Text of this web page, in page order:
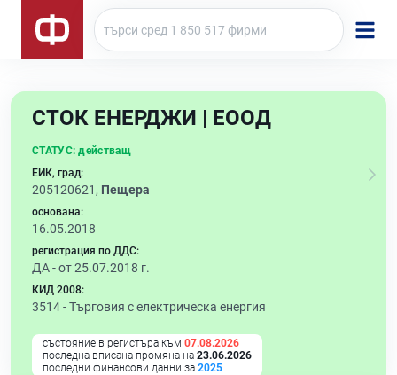
СТОК ЕНЕРДЖИ | ЕООД
СТАТУС: действащ
ЕИК, град:
205120621, Пещера
основана:
16.05.2018
регистрация по ДДС:
ДА - от 25.07.2018 г.
КИД 2008:
3514 -Търговия с електрическа енергия
състояние в регистъра към 07.08.2026
последна вписана промяна на 23.06.2026
последни финансови данни за 2025